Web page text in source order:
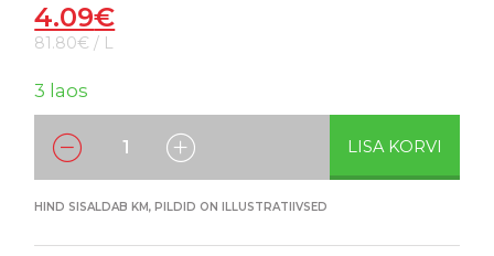
4.09€
81.80€ / L
3 laos
LISA KORVI
HIND SISALDAB KM, PILDID ON ILLUSTRATIIVSED